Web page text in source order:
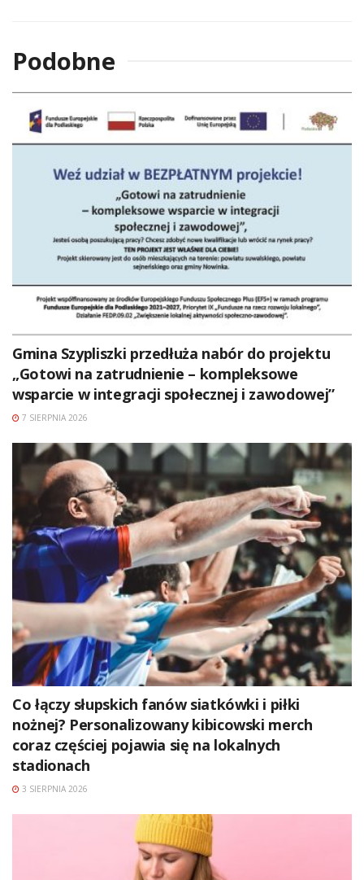
Podobne
Gmina Szypliszki przedłuża nabór do projektu
„Gotowi na zatrudnienie – kompleksowe
wsparcie w integracji społecznej i zawodowej”
7 SIERPNIA 2026
Co łączy słupskich fanów siatkówki i piłki
nożnej? Personalizowany kibicowski merch
coraz częściej pojawia się na lokalnych
stadionach
3 SIERPNIA 2026